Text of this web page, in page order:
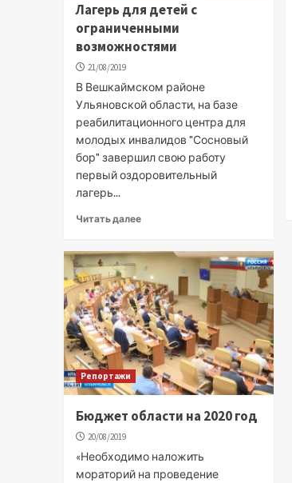
Лагерь для детей с
ограниченными
возможностями
21/08/2019
В Вешкаймском районе
Ульяновской области, на базе
реабилитационного центра для
молодых инвалидов "Сосновый
бор" завершил свою работу
первый оздоровительный
лагерь...
Читать далее
Репортажи
Бюджет области на 2020 год
20/08/2019
«Необходимо наложить
мораторий на проведение